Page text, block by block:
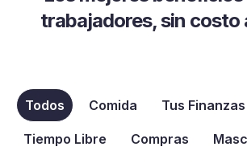
trabajadores, sin costo
Todos Comida Tus Finanzas
Tiempo Libre Compras